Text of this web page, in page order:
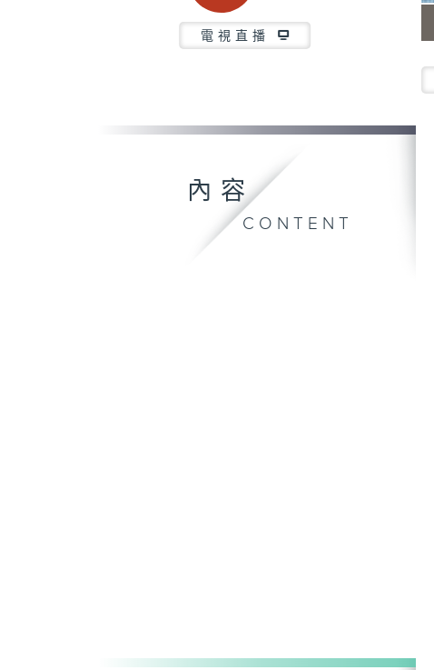
電視直播
內容
CONTENT